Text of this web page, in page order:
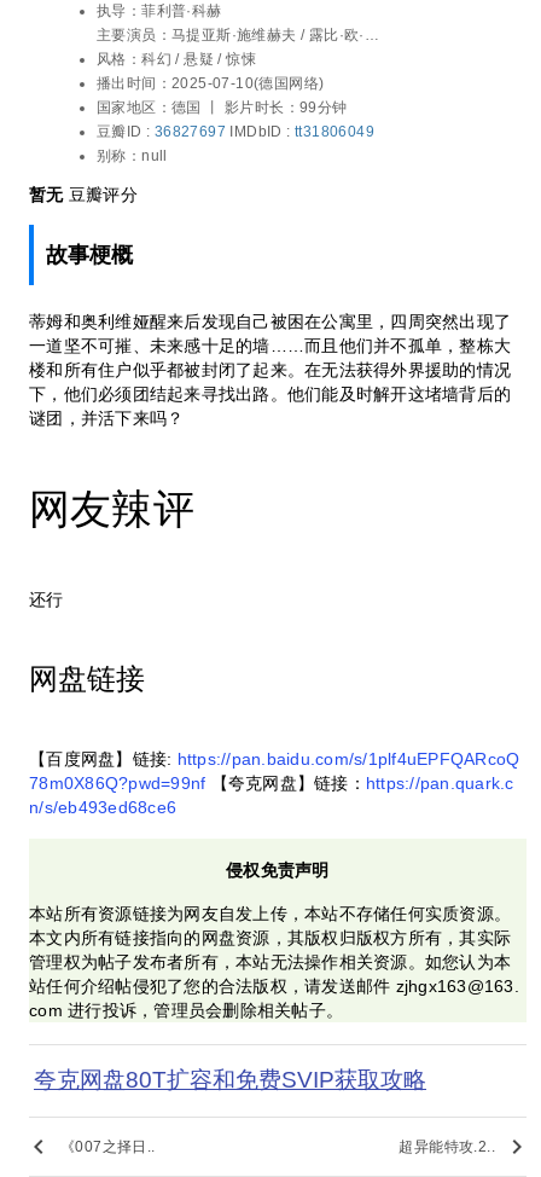
和所有住户似乎都被封闭了起来。在无法获
得外界援助的情况下，他们必须团结起来寻
找出路。他们能及时解开这堵墙背后的谜
团，并活下来吗？
执导：菲利普·科赫
主要演员： 马提亚斯·施维赫夫 / 露比·欧·菲
/ 弗雷德里克·劳 / 穆拉桑·木苏鲁 / 约瑟夫·
贝鲁塞克 / 亚历山大·拜尔 / 西拉-安娜 法尔
/ Salber Lee Williams / Axel Werner
风格：科幻 / 悬疑 / 惊悚
播出时间： 2025-07-10(德国网络)
国家地区： 德国 丨 影片时长：99分钟
豆瓣ID : 36827697 IMDbID : tt31806049
别称：null
暂无 豆瓣评分
故事梗概
蒂姆和奥利维娅醒来后发现自己被困在公寓里，四周突然出现了
一道坚不可摧、未来感十足的墙……而且他们并不孤单，整栋大
楼和所有住户似乎都被封闭了起来。在无法获得外界援助的情况
下，他们必须团结起来寻找出路。他们能及时解开这堵墙背后的
谜团，并活下来吗？
网友辣评
还行
网盘链接
【百度网盘】链接: https://pan.baidu.com/s/1plf4uEPFQARcoQ
78m0X86Q?pwd=99nf 【夸克网盘】链接： https://pan.quark.c
n/s/eb493ed68ce6
侵权免责声明
本站所有资源链接为网友自发上传，本站不存储任何实质资源。
本文内所有链接指向的网盘资源，其版权归版权方所有，其实际
管理权为帖子发布者所有，本站无法操作相关资源。如您认为本
站任何介绍帖侵犯了您的合法版权，请发送邮件 zjhgx163@163.
com 进行投诉，管理员会删除相关帖子。
夸克网盘80T扩容和免费SVIP获取攻略
keyboard_arrow_left 《007之择日.. 超异能特攻.2.. keyboard_arrow_right